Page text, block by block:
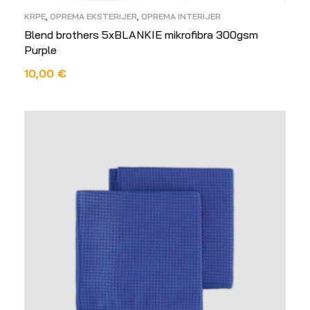
KRPE OPREMA EKSTERIJER OPREMA INTERIJER
Blend brothers 5xBLANKIE mikrofibra 300gsm
Purple
10,00 €